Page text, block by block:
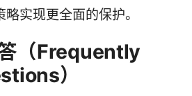
实现更全面的保护。
（Frequently
）